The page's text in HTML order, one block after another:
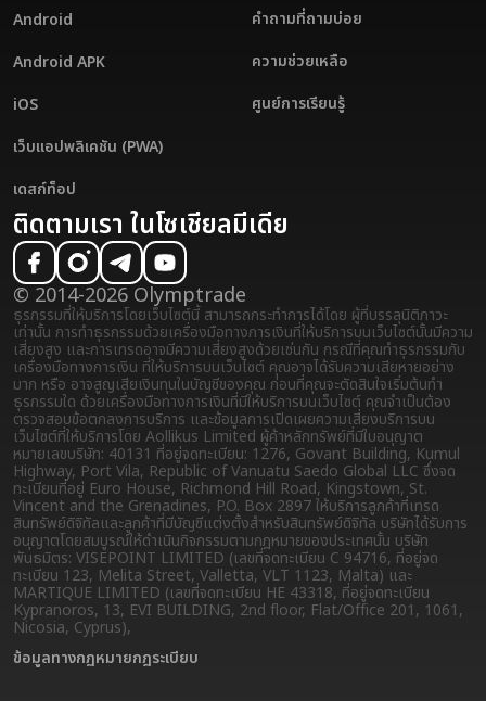
Android
Android APK
iOS
เว็บแอปพลิเคชัน (PWA)
เดสก์ท็อป
คำถามที่ถามบ่อย
ความช่วยเหลือ
ศูนย์การเรียนรู้
ติดตามเรา ในโซเชียลมีเดีย
© 2014-2026 Olymptrade
ธุรกรรมที่ให้บริการโดยเว็บไซต์นี้ สามารถกระทำการได้โดย ผู้ที่บรรลุนิติภาวะ
เท่านั้น การทำธุรกรรมด้วยเครื่องมือทางการเงินที่ให้บริการบนเว็บไซต์นั้นมีความ
เสี่ยงสูง และการเทรดอาจมีความเสี่ยงสูงด้วยเช่นกัน กรณีที่คุณทำธุรกรรมกับ
เครื่องมือทางการเงิน ที่ให้บริการบนเว็บไซต์ คุณอาจได้รับความเสียหายอย่าง
มาก หรือ อาจสูญเสียเงินทุนในบัญชีของคุณ ก่อนที่คุณจะตัดสินใจเริ่มต้นทำ
ธุรกรรมใด ด้วยเครื่องมือทางการเงินที่มีให้บริการบนเว็บไซต์ คุณจำเป็นต้อง
ตรวจสอบข้อตกลงการบริการ และข้อมูลการเปิดเผยความเสี่ยงบริการบน
เว็บไซต์ที่ให้บริการโดย Aollikus Limited ผู้ค้าหลักทรัพย์ที่มีใบอนุญาต
หมายเลขบริษัท: 40131 ที่อยู่จดทะเบียน: 1276, Govant Building, Kumul
Highway, Port Vila, Republic of Vanuatu Saedo Global LLC ซึ่งจด
ทะเบียนที่อยู่ Euro House, Richmond Hill Road, Kingstown, St.
Vincent and the Grenadines, P.O. Box 2897 ให้บริการลูกค้าที่เทรด
สินทรัพย์ดิจิทัลและลูกค้าที่มีบัญชีแต่งตั้งสำหรับสินทรัพย์ดิจิทัล บริษัทได้รับการ
อนุญาตโดยสมบูรณ์ให้ดำเนินกิจกรรมตามกฎหมายของประเทศนั้น บริษัท
พันธมิตร: VISEPOINT LIMITED (เลขที่จดทะเบียน C 94716, ที่อยู่จด
ทะเบียน 123, Melita Street, Valletta, VLT 1123, Malta) และ
MARTIQUE LIMITED (เลขที่จดทะเบียน HE 43318, ที่อยู่จดทะเบียน
Kypranoros, 13, EVI BUILDING, 2nd floor, Flat/Office 201, 1061,
Nicosia, Cyprus),
ข้อมูลทางกฏหมายกฎระเบียบ